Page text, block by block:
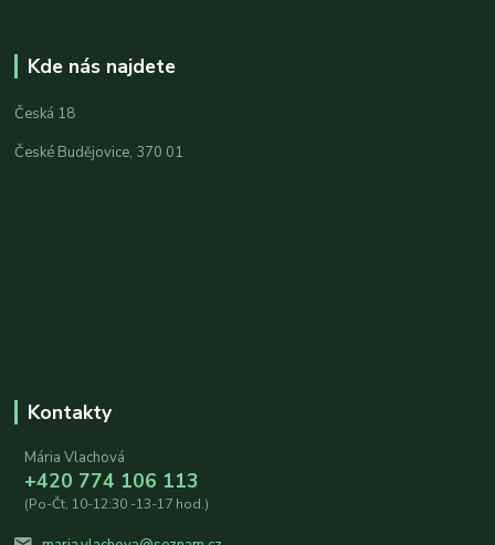
Kde nás najdete
Česká 18
České Budějovice, 370 01
Kontakty
Mária Vlachová
+420 774 106 113
(Po-Čt, 10-12:30 -13-17 hod.)